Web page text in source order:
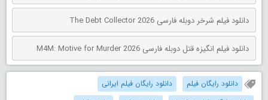
دانلود فیلم شرخر دوبله فارسی The Debt Collector 2026
دانلود فیلم انگیزه قتل دوبله فارسی M4M: Motive for Murder 2026
دانلود رایگان فیلم
دانلود رایگان فیلم ایرانی